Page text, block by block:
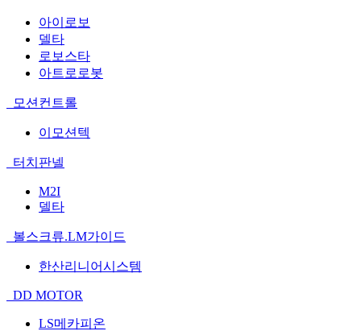
아이로보
델타
로보스타
아트로로봇
모션컨트롤
이모션텍
터치판넬
M2I
델타
볼스크류.LM가이드
한산리니어시스템
DD MOTOR
LS메카피온